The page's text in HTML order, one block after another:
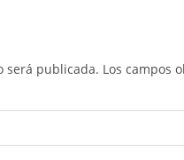
será publicada. Los campos